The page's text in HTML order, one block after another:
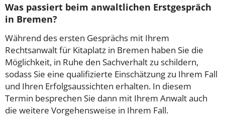
Was passiert beim anwaltlichen Erstgespräch
in Bremen?
Während des ersten Gesprächs mit Ihrem
Rechtsanwalt für Kitaplatz in Bremen haben Sie die
Möglichkeit, in Ruhe den Sachverhalt zu schildern,
sodass Sie eine qualifizierte Einschätzung zu Ihrem Fall
und Ihren Erfolgsaussichten erhalten. In diesem
Termin besprechen Sie dann mit Ihrem Anwalt auch
die weitere Vorgehensweise in Ihrem Fall.